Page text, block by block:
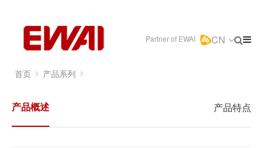
Partner of EWAI CN
首页 产品系列
产品概述 产品特点